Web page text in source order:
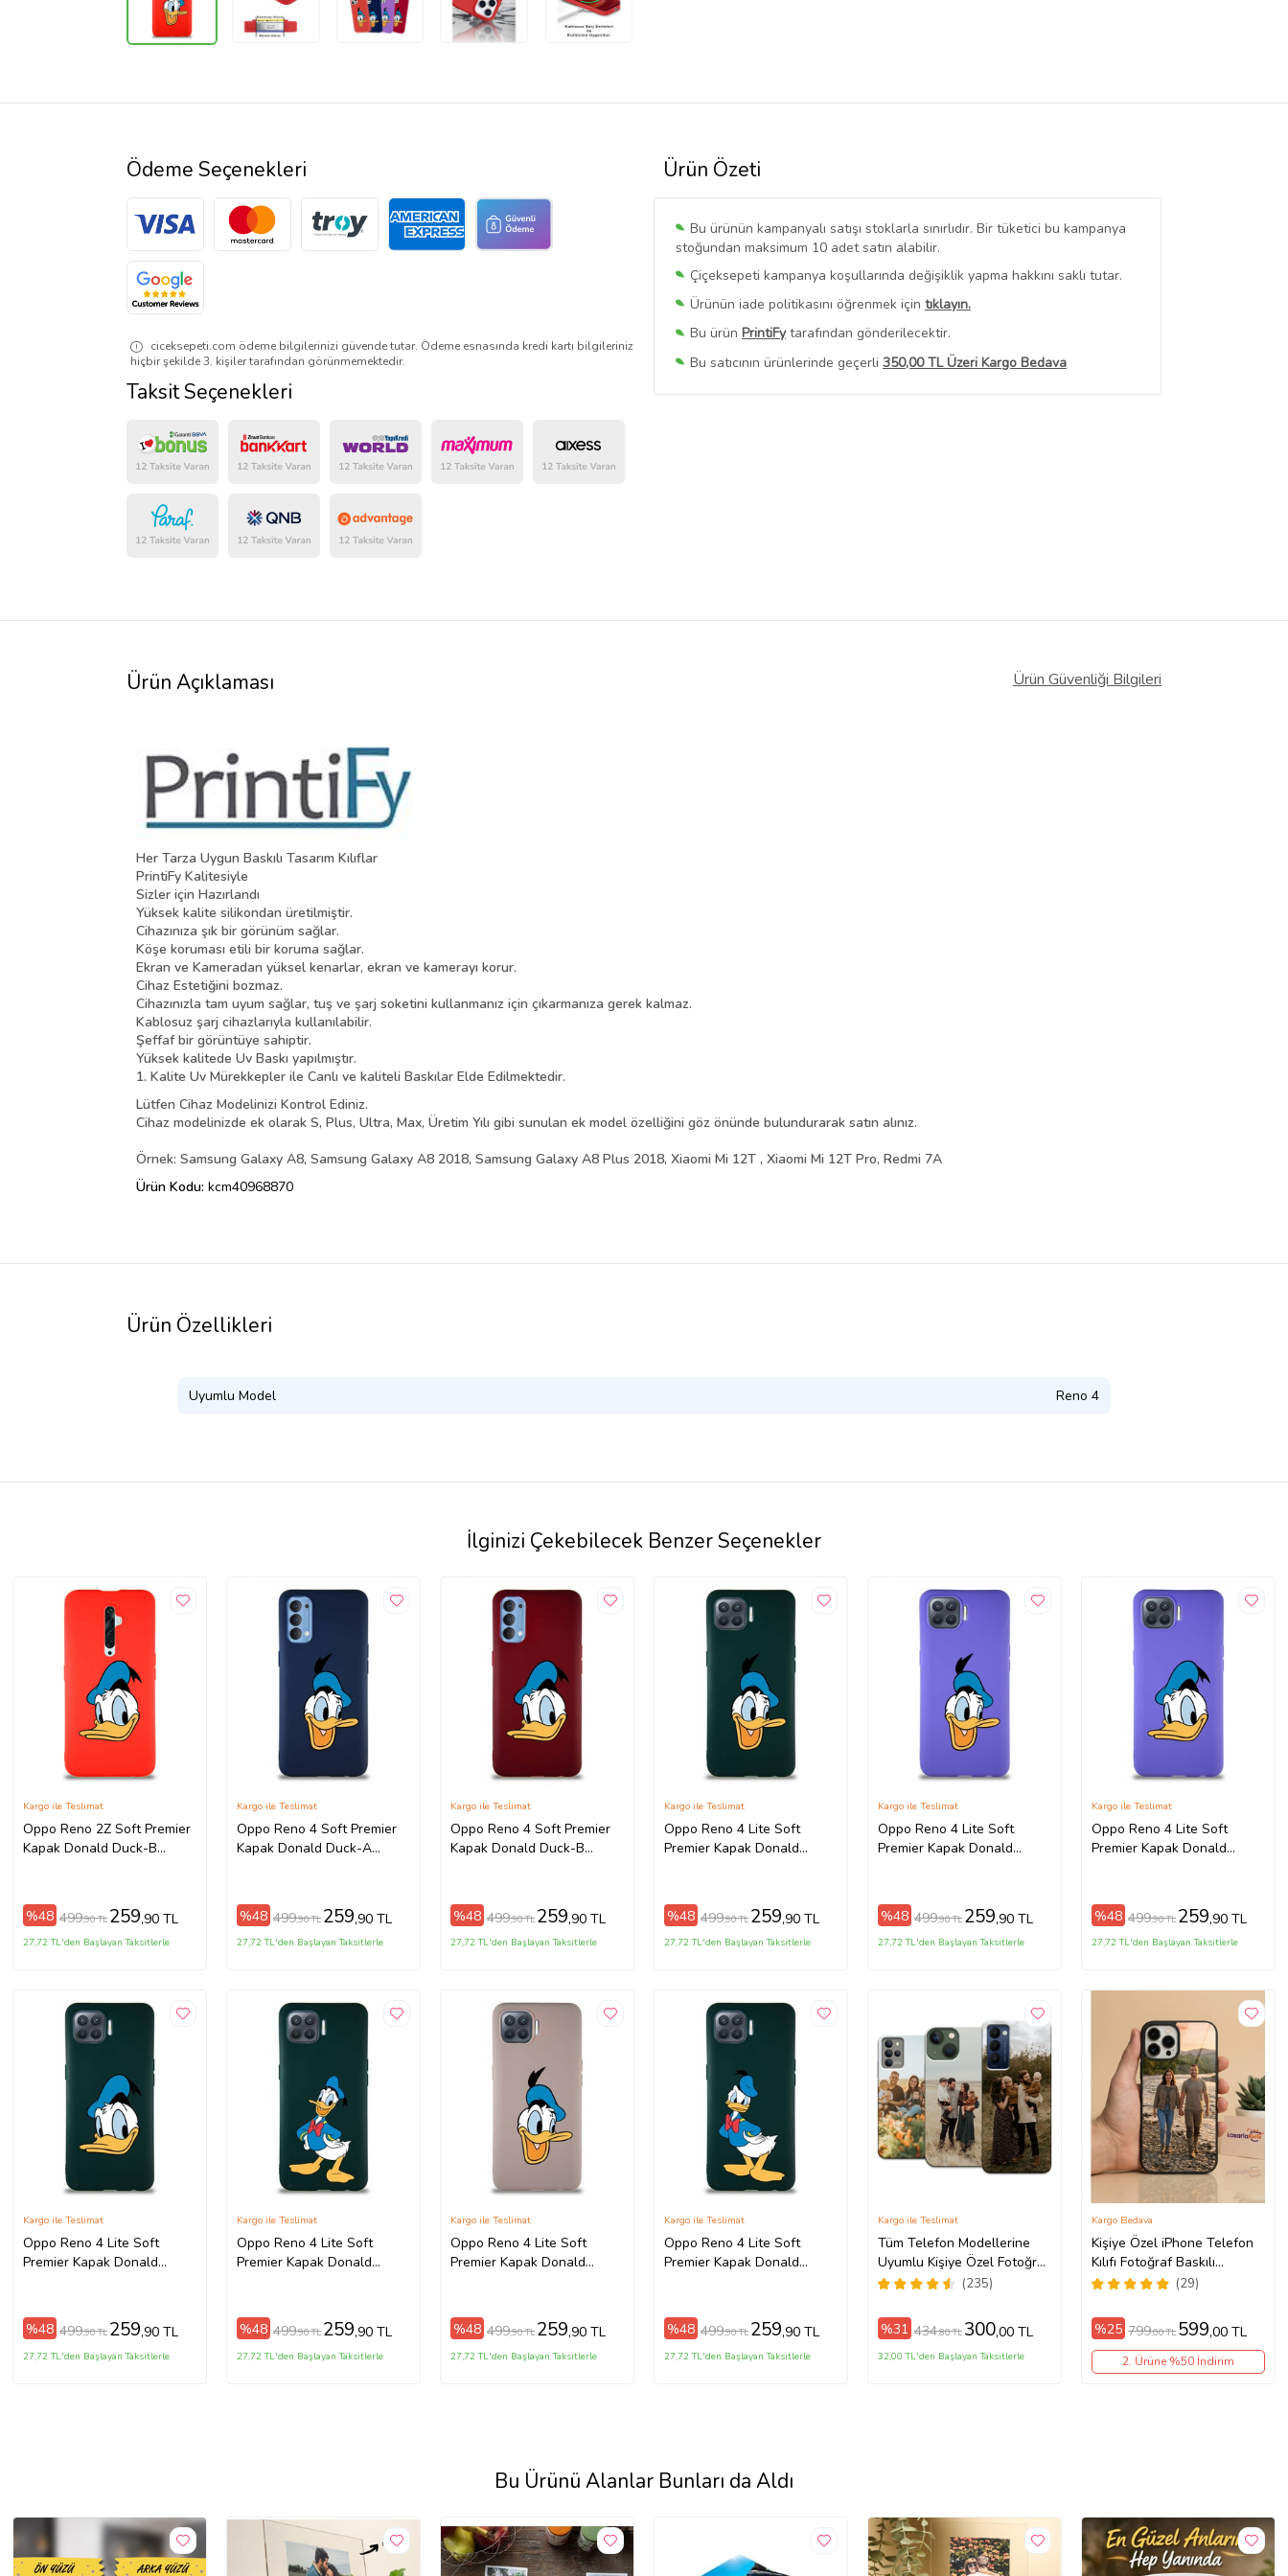
Ürün Özeti
Bu ürünün kampanyalı satışı stoklarla sınırlıdır. Bir tüketici bu kampanya
stoğundan maksimum 10 adet satın alabilir.
Çiçeksepeti kampanya koşullarında değişiklik yapma hakkını saklı tutar.
Ürünün iade politikasını öğrenmek için tıklayın.
Bu ürün PrintiFytarafından gönderilecektir.
Bu satıcının ürünlerinde geçerli 350,00 TL Üzeri Kargo Bedava
Bu SatıcınınTüm Ürünlerini Görüntüle
Ödeme Seçenekleri
ciceksepeti.com ödeme bilgilerinizi güvende tutar. Ödeme esnasında kredi kartı bilgileriniz
hiçbir şekilde 3. kişiler tarafından görünmemektedir.
Taksit Seçenekleri
Ürün Açıklaması Ürün Güvenliği Bilgileri
Her Tarza Uygun Baskılı Tasarım Kılıflar
PrintiFy Kalitesiyle
Sizler için Hazırlandı
Yüksek kalite silikondan üretilmiştir.
Cihazınıza şık bir görünüm sağlar.
Köşe koruması etili bir koruma sağlar.
Ekran ve Kameradan yüksel kenarlar, ekran ve kamerayı korur.
Cihaz Estetiğini bozmaz.
Cihazınızla tam uyum sağlar, tuş ve şarj soketini kullanmanız için çıkarmanıza gerek kalmaz.
Kablosuz şarj cihazlarıyla kullanılabilir.
Şeffaf bir görüntüye sahiptir.
Yüksek kalitede Uv Baskı yapılmıştır.
1. Kalite Uv Mürekkepler ile Canlı ve kaliteli Baskılar Elde Edilmektedir.
Lütfen Cihaz Modelinizi Kontrol Ediniz.
Cihaz modelinizde ek olarak S, Plus, Ultra, Max, Üretim Yılı gibi sunulan ek model özelliğini göz önünde bulundurarak satın alınız.
Örnek: Samsung Galaxy A8, Samsung Galaxy A8 2018, Samsung Galaxy A8 Plus 2018, Xiaomi Mi 12T , Xiaomi Mi 12T Pro, Redmi 7A
Ürün Kodu: kcm40968870
Ürün Özellikleri
Uyumlu Model Reno 4
İlginizi Çekebilecek Benzer Seçenekler
Oppo Reno 2Z Soft Premier
Kapak Donald Duck-B
Kargo ile Teslimat
%48 499,90 TL 259,90 TL
27,72 TL'den Başlayan Taksitlerle
Oppo Reno 4 Soft Premier
Kapak Donald Duck-A
Kargo ile Teslimat
%48 499,90 TL 259,90 TL
27,72 TL'den Başlayan Taksitlerle
Oppo Reno 4 Soft Premier
Kapak Donald Duck-B
Kargo ile Teslimat
%48 499,90 TL 259,90 TL
27,72 TL'den Başlayan Taksitlerle
Oppo Reno 4 Lite Soft
Premier Kapak Donald
Kargo ile Teslimat
%48 499,90 TL 259,90 TL
27,72 TL'den Başlayan Taksitlerle
Oppo Reno 4 Lite Soft
Premier Kapak Donald
Kargo ile Teslimat
%48 499,90 TL 259,90 TL
27,72 TL'den Başlayan Taksitlerle
Oppo Reno 4 Lite Soft
Premier Kapak Donald
Kargo ile Teslimat
%48 499,90 TL 259,90 TL
27,72 TL'den Başlayan Taksitlerle
Oppo Reno 4 Lite Soft
Premier Kapak Donald
Kargo ile Teslimat
%48 499,90 TL 259,90 TL
27,72 TL'den Başlayan Taksitlerle
Oppo Reno 4 Lite Soft
Premier Kapak Donald
Kargo ile Teslimat
%48 499,90 TL 259,90 TL
27,72 TL'den Başlayan Taksitlerle
Oppo Reno 4 Lite Soft
Premier Kapak Donald
Kargo ile Teslimat
%48 499,90 TL 259,90 TL
27,72 TL'den Başlayan Taksitlerle
Oppo Reno 4 Lite Soft
Premier Kapak Donald
Kargo ile Teslimat
%48 499,90 TL 259,90 TL
27,72 TL'den Başlayan Taksitlerle
Tüm Telefon Modellerine
Uyumlu Kişiye Özel Fotoğraf
Baskılı Telefon Kılıfı
(235)
Kargo ile Teslimat
%31 434,80 TL 300,00 TL
32,00 TL'den Başlayan Taksitlerle
Kişiye Özel iPhone Telefon
Kılıfı Fotoğraf Baskılı
11/13/14/14Pro/14ProMax/15/
(29)
Kargo Bedava
%25 799,00 TL 599,00 TL
2. Ürüne %50 İndirim
Bu Ürünü Alanlar Bunları da Aldı